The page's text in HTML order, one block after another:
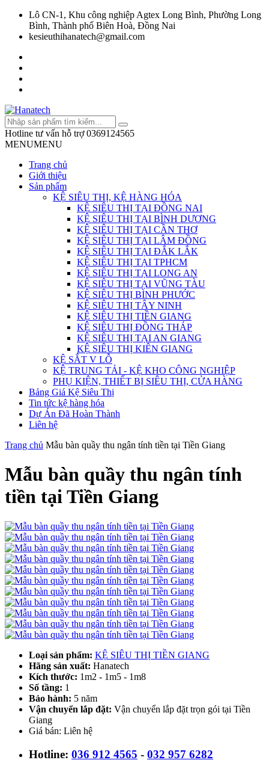
Lô CN-1, Khu công nghiệp Agtex Long Bình, Phường Long
Bình, Thành phố Biên Hoà, Đồng Nai
kesieuthihanatech@gmail.com
Hotline tư vấn hỗ trợ 0369124565
MENUMENU
Trang chủ
Giới thiệu
Sản phẩm
KỆ SIÊU THỊ, KỆ HÀNG HÓA
KỆ SIÊU THỊ TẠI ĐỒNG NAI
KỆ SIÊU THỊ TẠI BÌNH DƯƠNG
KỆ SIÊU THỊ TẠI CẦN THƠ
KỆ SIÊU THỊ TẠI LÂM ĐỒNG
KỆ SIÊU THỊ TẠI ĐẮK LẮK
KỆ SIÊU THỊ TẠI TPHCM
KỆ SIÊU THỊ TẠI LONG AN
KỆ SIÊU THỊ TẠI VŨNG TÀU
KỆ SIÊU THỊ BÌNH PHƯỚC
KỆ SIÊU THỊ TÂY NINH
KỆ SIÊU THỊ TIỀN GIANG
KỆ SIÊU THỊ ĐỒNG THÁP
KỆ SIÊU THỊ TẠI AN GIANG
KỆ SIÊU THỊ KIÊN GIANG
KỆ SẮT V LỖ
KỆ TRUNG TẢI - KỆ KHO CÔNG NGHIỆP
PHỤ KIỆN, THIẾT BỊ SIÊU THỊ, CỬA HÀNG
Bảng Giá Kệ Siêu Thị
Tin tức kệ hàng hóa
Dự Án Đã Hoàn Thành
Liên hệ
Trang chủ Mẫu bàn quầy thu ngân tính tiền tại Tiền Giang
Mẫu bàn quầy thu ngân tính
tiền tại Tiền Giang
Loại sản phẩm: KỆ SIÊU THỊ TIỀN GIANG
Hãng sản xuất: Hanatech
Kích thước: 1m2 - 1m5 - 1m8
Số tầng: 1
Bảo hành: 5 năm
Vận chuyển lắp đặt: Vận chuyển lắp đặt trọn gói tại Tiền
Giang
Giá bán: Liên hệ
Hotline: 036 912 4565 - 032 957 6282